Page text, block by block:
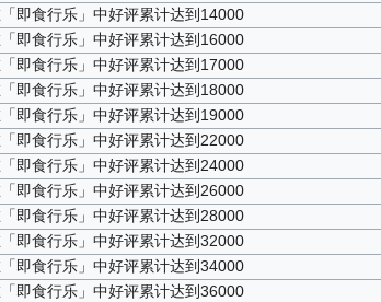
即食行乐」中好评累计达到14000
即食行乐」中好评累计达到16000
即食行乐」中好评累计达到17000
即食行乐」中好评累计达到18000
即食行乐」中好评累计达到19000
即食行乐」中好评累计达到22000
即食行乐」中好评累计达到24000
即食行乐」中好评累计达到26000
即食行乐」中好评累计达到28000
即食行乐」中好评累计达到32000
即食行乐」中好评累计达到34000
即食行乐」中好评累计达到36000